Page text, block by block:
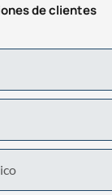
de clientes